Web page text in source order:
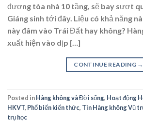
đương tòa nhà 10 tầng, sẽ bay sượt
Giáng sinh tới đây. Liệu có khả năng
này đâm vào Trái Đất hay không?
xuất hiện vào dịp […]
CONTINUE READING →
Posted inHàng không và Đời sống, Hoạt động
HKVT, Phổ biến kiến thức, Tin Hàng không Vũ
trụ học